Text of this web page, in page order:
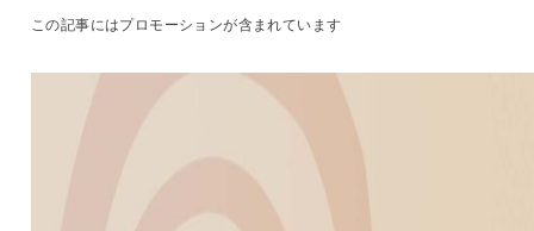
この記事にはプロモーションが含まれています